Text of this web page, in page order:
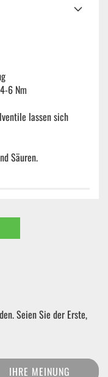
6 Nm
lassen sich
Säuren.
Seien Sie der Erste,
IHRE MEINUNG